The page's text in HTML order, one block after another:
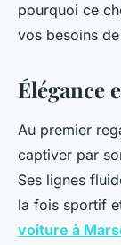
pourquoi ce
vos besoins
Élégance
Au premier
captiver par
Ses lignes
la fois sportif
voiture à